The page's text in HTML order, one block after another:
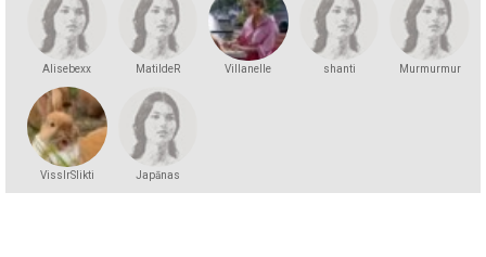
Alisebexx MatildeR Villanelle shanti Murmurmur
VissIrSlikti
Japānas